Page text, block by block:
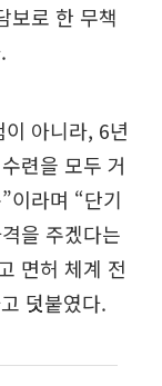
보로 한 무책
아니라, 6년
련을 모두 거
이라며 “단기
을 주겠다는
면허 체계 전
덧붙였다.